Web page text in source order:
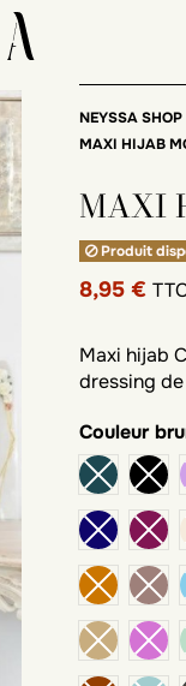
NEYSSA SHOP
MAXI HIJAB
MAXI
Produit
8,95 €
Maxi hijab
dressing
Couleur